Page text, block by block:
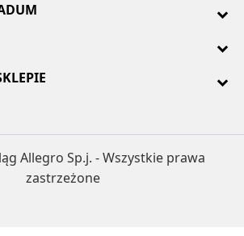
Allegro Sp.j. - Wszystkie prawa
zastrzeżone